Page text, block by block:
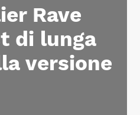
Rave
di lunga
versione